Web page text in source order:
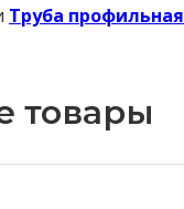
Труба профильная
товары